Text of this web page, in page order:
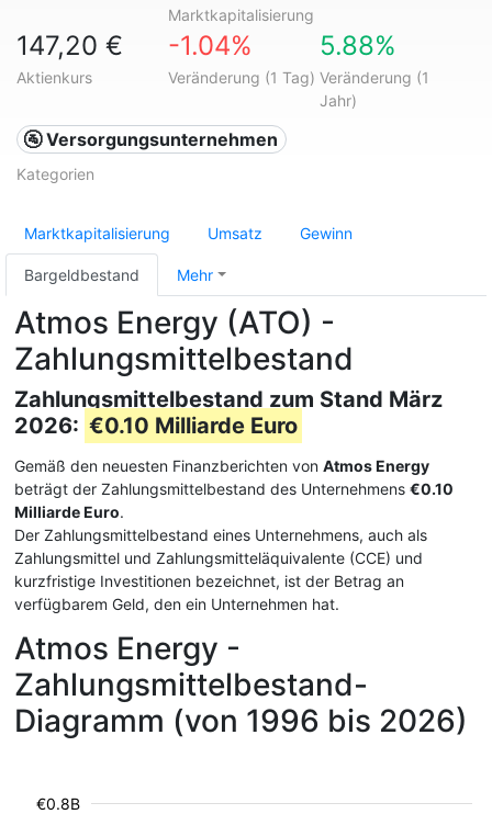
Marktkapitalisierung
147,20 €
Aktienkurs
-1.04%
Veränderung (1 Tag)
5.88%
Veränderung (1
Jahr)
🚰 Versorgungsunternehmen
Kategorien
Marktkapitalisierung Umsatz Gewinn
Bargeldbestand Mehr
Atmos Energy (ATO) -
Zahlungsmittelbestand
Zahlungsmittelbestand zum Stand März
2026: €0.10 Milliarde Euro
Gemäß den neuesten Finanzberichten von Atmos Energy
beträgt der Zahlungsmittelbestand des Unternehmens €0.10
Milliarde Euro.
Der Zahlungsmittelbestand eines Unternehmens, auch als
Zahlungsmittel und Zahlungsmitteläquivalente (CCE) und
kurzfristige Investitionen bezeichnet, ist der Betrag an
verfügbarem Geld, den ein Unternehmen hat.
Atmos Energy -
Zahlungsmittelbestand-
Diagramm (von 1996 bis 2026)
€0.8B